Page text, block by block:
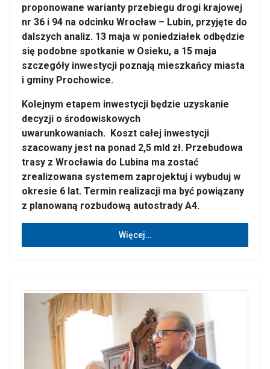
proponowane warianty przebiegu drogi krajowej
nr 36 i 94 na odcinku Wrocław – Lubin, przyjęte do
dalszych analiz. 13 maja w poniedziałek odbędzie
się podobne spotkanie w Osieku, a 15 maja
szczegóły inwestycji poznają mieszkańcy miasta
i gminy Prochowice.
Kolejnym etapem inwestycji będzie uzyskanie
decyzji o środowiskowych
uwarunkowaniach. Koszt całej inwestycji
szacowany jest na ponad 2,5 mld zł. Przebudowa
trasy z Wrocławia do Lubina ma zostać
zrealizowana systemem zaprojektuj i wybuduj w
okresie 6 lat. Termin realizacji ma być powiązany
z planowaną rozbudową autostrady A4.
Więcej…